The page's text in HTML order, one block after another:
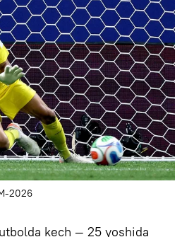
2026
kech — 25 yoshida